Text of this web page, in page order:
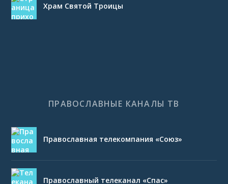
Храм Святой Троицы
ПРАВОСЛАВНЫЕ КАНАЛЫ ТВ
Православная телекомпания «Союз»
Православный телеканал «Спас»